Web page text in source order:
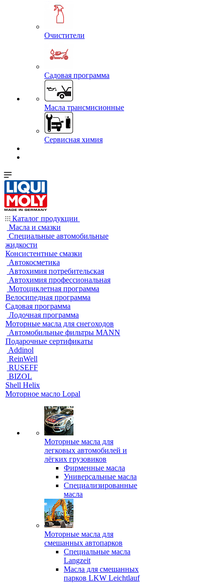
Очистители
Садовая программа
Масла трансмисионные
Сервисная химия
Каталог продукции
Масла и смазки
Специальные автомобильные
жидкости
Консистентные смазки
Автокосметика
Автохимия потребительская
Автохимия профессиональная
Мотоциклетная программа
Велосипедная программа
Садовая программа
Лодочная программа
Моторные масла для снегоходов
Автомобильные фильтры MANN
Подарочные сертификаты
Addinol
ReinWell
RUSEFF
BIZOL
Shell Helix
Моторное масло Lopal
Моторные масла для
легковых автомобилей и
лёгких грузовиков
Фирменные масла
Универсальные масла
Специализированные
масла
Моторные масла для
смешанных автопарков
Специальные масла
Langzeit
Масла для смешанных
парков LKW Leichtlauf